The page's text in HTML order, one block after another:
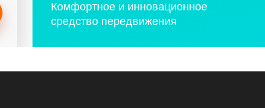
Комфортное и инновационное
средство передвижения